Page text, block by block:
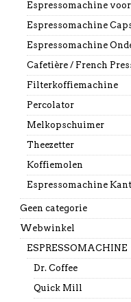
Espressomachine
Espressomachine
Espressomachine
Cafetière / French
Filterkoffiemachine
Percolator
Melkopschuimer
Theezetter
Koffiemolen
Espressomachine
Geen categorie
Webwinkel
ESPRESSOMACHINE
Dr. Coffee
Quick Mill